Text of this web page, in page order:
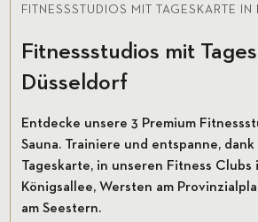
FITNESSSTUDIOS MIT TAGESKARTE IN
Fitnessstudios mit
Düsseldorf
Entdecke unsere 3 Premium
Sauna. Trainiere und entspanne,
Tageskarte, in unseren Fitness Clubs
Königsallee, Wersten am
am Seestern.